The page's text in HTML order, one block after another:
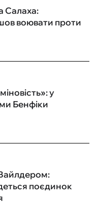
Салаха:
воювати проти
у
Бенфіки
поєдинок